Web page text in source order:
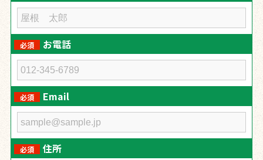
必須 お電話
必須 Email
必須 住所